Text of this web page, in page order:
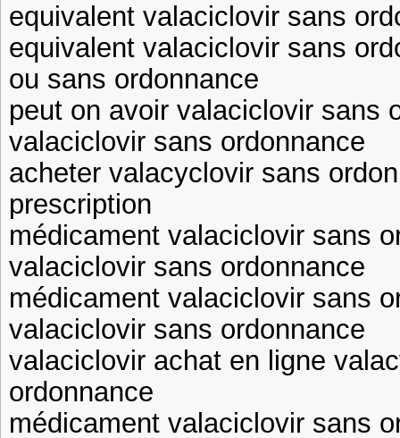
equivalent valaciclovir sans
equivalent valaciclovir sans
ou sans ordonnance
peut on avoir valaciclovir sans
valaciclovir sans ordonnance
acheter valacyclovir sans
prescription
médicament valaciclovir sans
valaciclovir sans ordonnance
médicament valaciclovir sans
valaciclovir sans ordonnance
valaciclovir achat en ligne
ordonnance
médicament valaciclovir sans